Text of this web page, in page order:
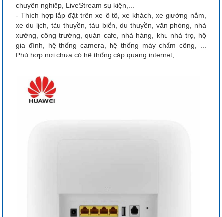
chuyên nghiệp, LiveStream sự kiện,...
- Thích hợp lắp đặt trên xe ô tô, xe khách, xe giường nằm,
xe du lịch, tàu thuyền, tàu biển, du thuyền, văn phòng, nhà
xưởng, công trường, quán cafe, nhà hàng, khu nhà trọ, hộ
gia đình, hệ thống camera, hệ thống máy chấm công, ...
Phù hợp nơi chưa có hệ thống cáp quang internet,...